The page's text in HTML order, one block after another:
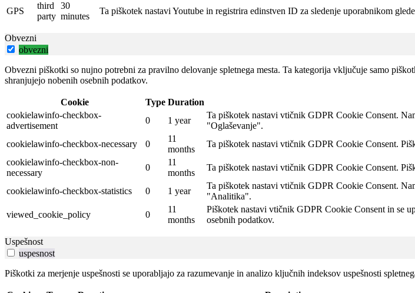
GPS
third
party
30
minutes
Ta piškotek nastavi Youtube in registrira edinstven ID za sledenje uporabnikom
Obvezni
obvezni
Obvezni piškotki so nujno potrebni za pravilno delovanje spletnega mesta. Ta kategorija vključuje samo
shranjujejo nobenih osebnih podatkov.
Cookie Type Duration
cookielawinfo-checkbox-
advertisement
0 1 year
Ta piškotek nastavi vtičnik GDPR Cookie Consent.
"Oglaševanje".
cookielawinfo-checkbox-necessary
0
11
months
Ta piškotek nastavi vtičnik GDPR Cookie Consent.
cookielawinfo-checkbox-non-
necessary
0
11
months
Ta piškotek nastavi vtičnik GDPR Cookie Consent.
cookielawinfo-checkbox-statistics 0 1 year
Ta piškotek nastavi vtičnik GDPR Cookie Consent.
"Analitika".
viewed_cookie_policy
0
11
months
Piškotek nastavi vtičnik GDPR Cookie Consent in se
osebnih podatkov.
Uspešnost
uspesnost
Piškotki za merjenje uspešnosti se uporabljajo za razumevanje in analizo ključnih indeksov uspešnosti